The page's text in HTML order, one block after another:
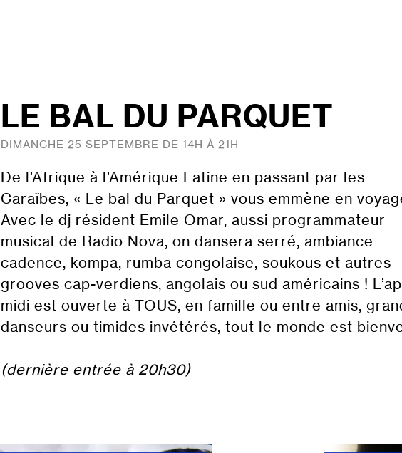
LE BAL DU PARQUET
DIMANCHE 25 SEPTEMBRE DE 14H À 21H
De l’Afrique à l’Amérique Latine en passant par les
Caraïbes, « Le bal du Parquet » vous emmène en
Avec le dj résident Emile Omar, aussi programmateur
musical de Radio Nova, on dansera serré, ambiance
cadence, kompa, rumba congolaise, soukous et autres
grooves cap-verdiens, angolais ou sud américains !
midi est ouverte à TOUS, en famille ou entre amis,
danseurs ou timides invétérés, tout le monde est
(dernière entrée à 20h30)